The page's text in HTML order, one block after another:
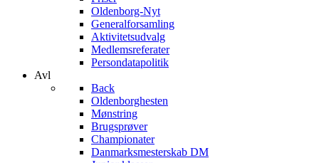
Oldenborg-Nyt
Generalforsamling
Aktivitetsudvalg
Medlemsreferater
Persondatapolitik
Avl
Back
Oldenborghesten
Mønstring
Brugsprøver
Championater
Danmarksmesterskab DM